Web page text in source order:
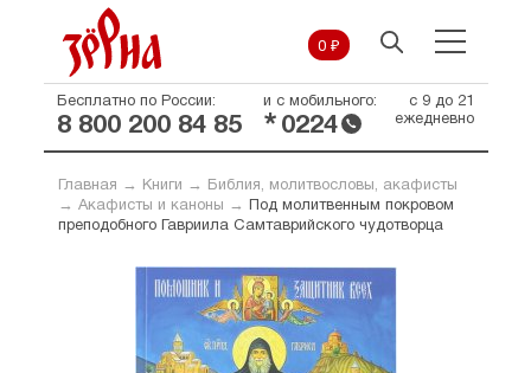
0 ₽
Бесплатно по России:
8 800 200 84 85
и с мобильного:
* 0224
с 9 до 21
ежедневно
Главная → Книги →
Библия, молитвословы, акафисты
→ Акафисты и каноны →
Под молитвенным покровом
преподобного Гавриила Самтаврийского чудотворца